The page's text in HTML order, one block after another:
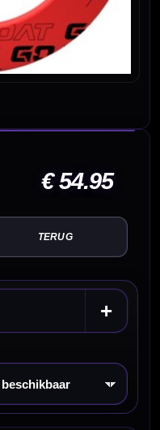
€ 54.95
TERUG
+